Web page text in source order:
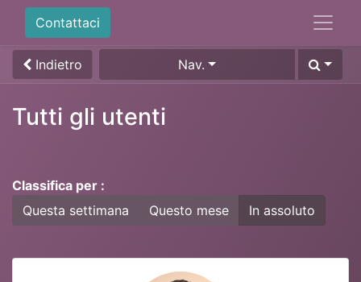
Contattaci
Indietro Nav.
Tutti gli utenti
Classifica per :
Questa settimana
Questo mese In assoluto